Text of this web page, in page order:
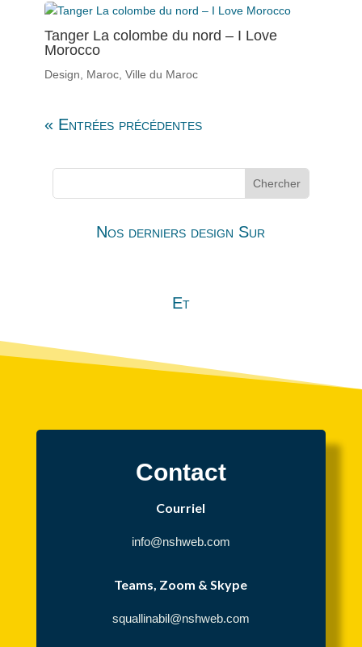
Tanger La colombe du nord – I Love
Morocco
Design Maroc, Ville du Maroc
« Entrées précédentes
Nos derniers design Sur
Et
Contact
Courriel
info@nshweb.com
Teams, Zoom & Skype
squallinabil@nshweb.com